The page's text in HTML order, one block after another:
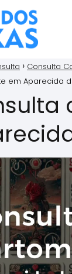
Consulta
em Aparecida